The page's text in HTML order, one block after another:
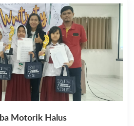
Motorik Halus